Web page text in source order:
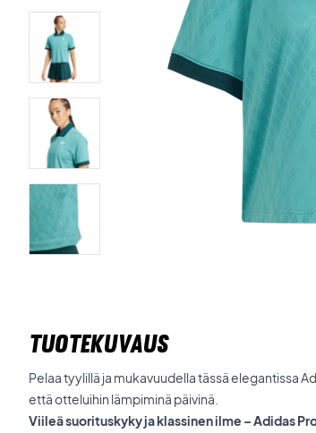
TUOTEKUVAUS
Pelaa tyylillä ja mukavuudella tässä elegantissa
että otteluihin lämpiminä päivinä.
Viileä suorituskyky ja klassinen ilme – Adidas